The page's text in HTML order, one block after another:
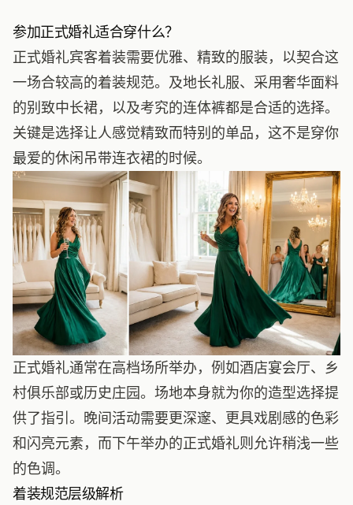
参加正式婚礼适合穿什么？
正式婚礼宾客着装需要优雅、精致的服装，以契合这
一场合较高的着装规范。及地长礼服、采用奢华面料
的别致中长裙，以及考究的连体裤都是合适的选择。
关键是选择让人感觉精致而特别的单品，这不是穿你
最爱的休闲吊带连衣裙的时候。
正式婚礼通常在高档场所举办，例如酒店宴会厅、乡
村俱乐部或历史庄园。场地本身就为你的造型选择提
供了指引。晚间活动需要更深邃、更具戏剧感的色彩
和闪亮元素，而下午举办的正式婚礼则允许稍浅一些
的色调。
着装规范层级解析